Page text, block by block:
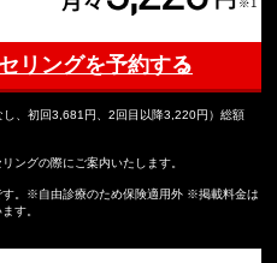
リングを予約する
、初回3,681円、2回目以降3,220円）総額
ングの際にご案内いたします。
。※自由診療のため保険適用外 ※掲載料金は
す。